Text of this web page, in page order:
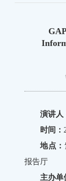
演讲人
时间：
地点：
报告厅
主办单